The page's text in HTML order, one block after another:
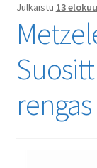
Julkaistu 13
rengas